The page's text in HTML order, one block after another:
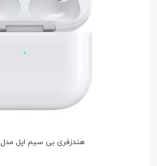
هندزفری بی سیم اپل مدل AirPods 3